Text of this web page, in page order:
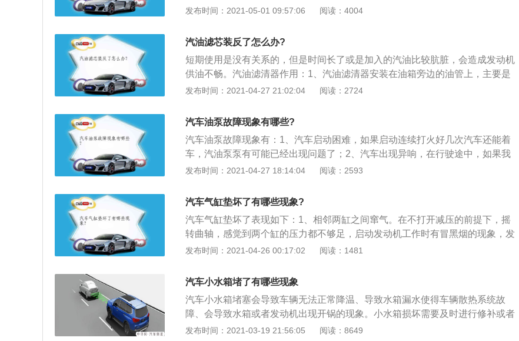
油滤芯堵塞后需要立即更换，滤芯是一个需要定期更换的易损件。非常多货车，
相同的。柴油发动机是沒有火花塞的，汽油发动机是有火花塞的。(中华网汽车Ht
tp://auto.china.com/)汽油发动机在压缩行程结束时火花塞会释放电火花来点燃可
燃混合气。燃烧的可燃混合气可以向下推动活塞，这样子发动机即可输出动力
了。柴油发动机使用的是压燃的方式。柴油发动机在压缩行程结束时汽缸内的可
燃混合气温度和压力基本都是相对高的，这个时候可燃混合气会自行燃烧，理所
效率更高，扭矩更大。不过，柴油发动机的功率为比不上汽油发动机高的。非常
多汽车厂商出于提高柴油发动机的效率基本都会使用涡轮增压技术。涡轮增压技
术可以提高发动机的进气量，这样子可以提高发动机的功率。
发布时间：2021-05-01 09:57:06 阅读：4004
汽油滤芯装反了怎么办?
短期使用是没有关系的，但是时间长了或是加入的汽油比较肮脏，会造成发动机
供油不畅。汽油滤清器作用：1、汽油滤清器安装在油箱旁边的油管上，主要是
为了过滤汽油中的杂质；2、汽油是由原油经过复杂的过程制成的，然后通过一
中，汽油中的杂质不可避免地进入油箱，此外，随着使用时间的延长，杂质也会
增加。这样，用于过滤燃料的过滤器就会显得脏，充满渣滓，从而使过滤效果大
大降低；3、因此，建议到了公里数更换，如果不更换，或延迟更换，势必影响
汽车的性能，造成油路不畅，汽车加油没劲等现象，最终导致发动机慢性损坏，
甚至发动机需要进行大修。
发布时间：2021-04-27 21:02:04 阅读：2724
汽车油泵故障现象有哪些?
汽车油泵故障现象有：1、汽车启动困难，如果启动连续打火好几次汽车还能着
车，汽油泵泵有可能已经出现问题了；2、汽车出现异响，在行驶途中，如果我
们听到了流水声、渣渣声、口哨声、滋滋声等，这也是汽油泵故障的警示；3、
是自动挡，加速时产生的顿挫感都属于不正常现象；4、发动机抖动，正常情况
下，发动机抖动是非常规律平稳的，如果能明显感觉到发动机抖动增大，那就要
进行检查了；5、发动机故障灯亮起，前面我们说过，汽油泵是作为汽车油箱的
一部分，专门用于将汽油从油箱中抽出再输送给发动机使用，如果汽油泵出现问
题，汽油无法运输到发动机，亮灯就是非常正常的了。
发布时间：2021-04-27 18:14:04 阅读：2593
汽车气缸垫坏了有哪些现象?
汽车气缸垫坏了表现如下：1、相邻两缸之间窜气。在不打开减压的前提下，摇
转曲轴，感觉到两个缸的压力都不够足，启动发动机工作时有冒黑烟的现象，发
动机转速明显下降，显现功率不足；2、气缸盖漏气。被压缩的高压气体窜入气
在，漏气严重时会发出“毗毗”的响声，有时还会伴有漏水或漏油；3、气体机油油
度在发动机运行时一直偏高，机油粘度变稀、压力降低、变质快，送往气缸盖上
部润滑配气机构的机油中明显带有气泡；4、高压气体窜入冷却水套。在发动机
冷却水温度低于50℃时，打开水箱盖，可以看到水箱中有较明显的气泡上升冒
发布时间：2021-04-26 00:17:02 阅读：1481
汽车小水箱堵了有哪些现象
汽车小水箱堵塞会导致车辆无法正常降温、导致水箱漏水使得车辆散热系统故
障、会导致水箱或者发动机出现开锅的现象。小水箱损坏需要及时进行修补或者
进行更换。 汽车小水箱堵了的解决方法是： 1、把除垢剂和水融合倒进水箱溶
发布时间：2021-03-19 21:56:05 阅读：8649